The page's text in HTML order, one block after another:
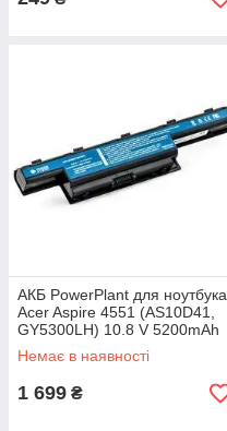
АКБ PowerPlant для ноутбука
Acer Aspire 4551 (AS10D41,
GY5300LH) 10.8 V 5200mAh
(NB00000028)
Немає в наявності
1 699 ₴